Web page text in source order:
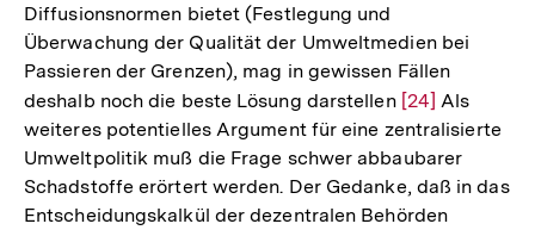
Diffusionsnormen bietet (Festlegung und
Überwachung der Qualität der Umweltmedien bei
Passieren der Grenzen), mag in gewissen Fällen
deshalb noch die beste Lösung darstellen Zur
Auflösung
der
Fußnote
[24] Als
weiteres potentielles Argument für eine zentralisierte
Umweltpolitik muß die Frage schwer abbaubarer
Schadstoffe erörtert werden. Der Gedanke, daß in das
Entscheidungskalkül der dezentralen Behörden